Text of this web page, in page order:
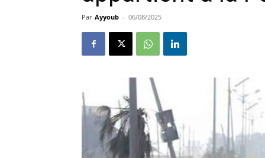
Par Ayyoub - 06/08/2025